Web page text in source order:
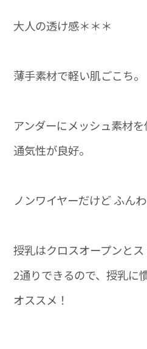
大人の透け感＊＊＊
薄手素材で軽い肌ごこち。
アンダーにメッシュ素材
通気性が良好。
ノンワイヤーだけど ふんわ
授乳はクロスオープンと
2通りできるので、授乳に
オススメ！